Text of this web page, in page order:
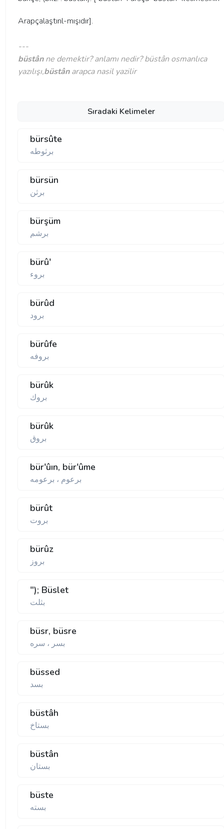
Arapçalaştınl-mışıdır].
---
büstânne demektir? anlamı nedir? büstân osmanlıca
yazılışı,büstânarapca nasil yazilir
Sıradaki Kelimeler
bürsûte
برثوطه
bürsün
برثن
bürşüm
برشم
bürû'
بروء
bürûd
برود
bürûfe
بروفه
bürûk
بروك
bürûk
بروق
bür'ûın, bür'ûme
برعوم ، برعومه
bürût
بروت
bürûz
بروز
"); Büslet
بثلت
büsr, büsre
بسر ، سره
büssed
بسد
büstâh
بستاخ
büstân
بستان
büste
بسته